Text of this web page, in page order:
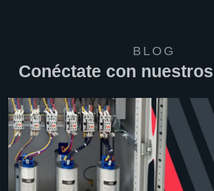
BLOG
Conéctate con